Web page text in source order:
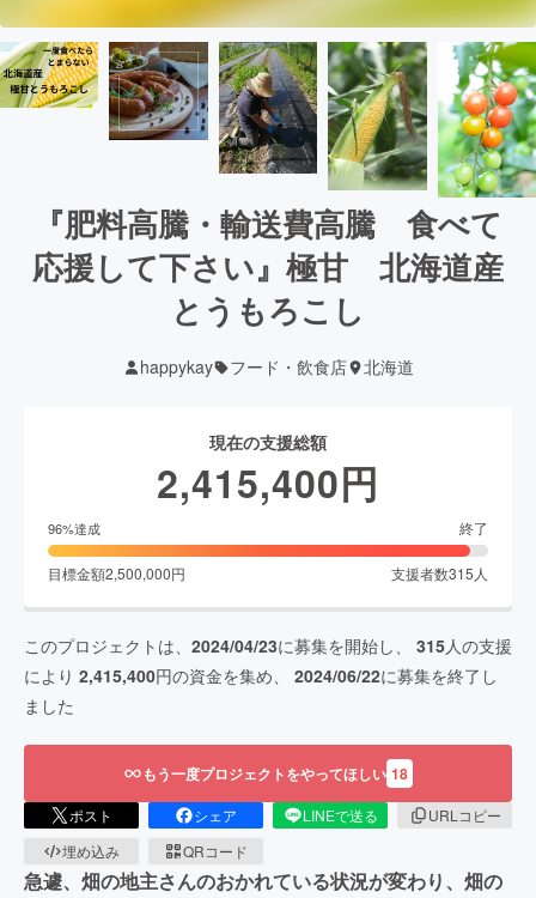
『肥料高騰・輸送費高騰 食べて
応援して下さい』極甘 北海道産
とうもろこし
happykay フード・飲食店 北海道
現在の支援総額
2,415,400円
96%達成 終了
目標金額2,500,000円 支援者数315人
このプロジェクトは、 2024/04/23に募集を開始し、 315人の支援
により 2,415,400円の資金を集め、 2024/06/22に募集を終了し
ました
もう一度プロジェクトをやってほしい 18
ポスト シェア LINEで送る
URLコピー
埋め込み
QRコード
急遽、畑の地主さんのおかれている状況が変わり、畑の